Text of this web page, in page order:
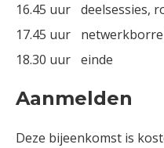
16.45 uur deelsessies,
17.45 uur
18.30 uur einde
Aanmelden
Deze bijeenkomst is